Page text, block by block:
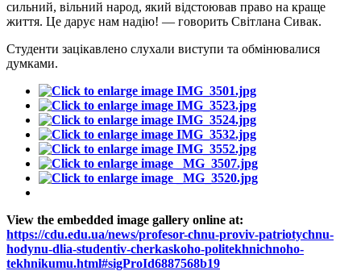
сильний, вільний народ, який відстоював право на краще
життя. Це дарує нам надію! — говорить Світлана Сивак.
Студенти зацікавлено слухали виступи та обмінювалися
думками.
View the embedded image gallery online at:
https://cdu.edu.ua/news/profesor-chnu-proviv-patriotychnu-
hodynu-dlia-studentiv-cherkaskoho-politekhnichnoho-
tekhnikumu.html#sigProId6887568b19